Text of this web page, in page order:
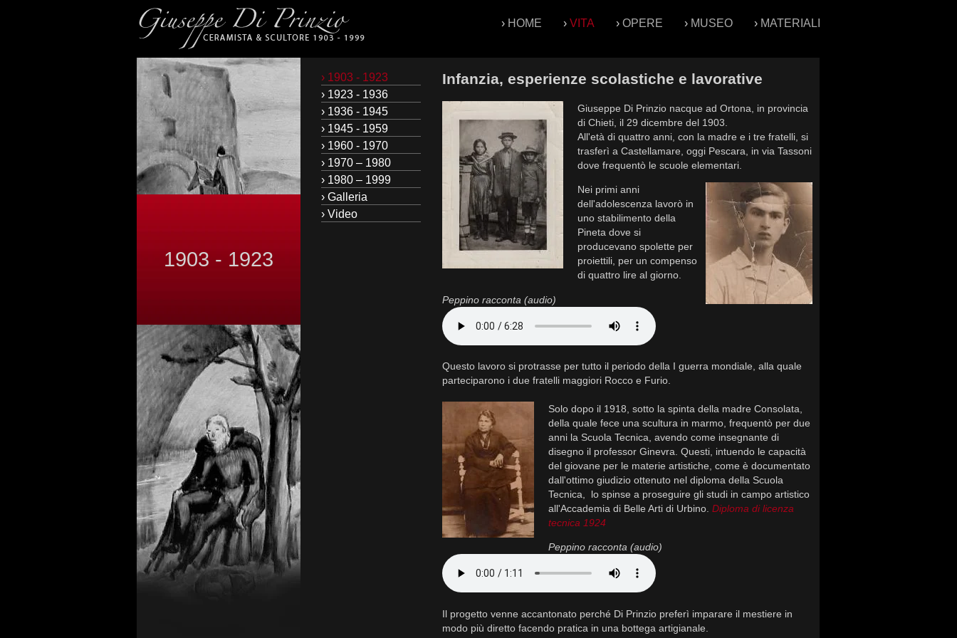
› HOME › VITA › OPERE › MUSEO › MATERIALI
1903 - 1923
› 1903 - 1923
› 1923 - 1936
› 1936 - 1945
› 1945 - 1959
› 1960 - 1970
› 1970 – 1980
› 1980 – 1999
› Galleria
› Video
Infanzia, esperienze scolastiche e lavorative
Giuseppe Di Prinzio nacque ad Ortona, in provincia
di Chieti, il 29 dicembre del 1903.
All'età di quattro anni, con la madre e i tre fratelli, si
trasferì a Castellamare, oggi Pescara, in via Tassoni
dove frequentò le scuole elementari.
Nei primi anni
dell'adolescenza lavorò in
uno stabilimento della
Pineta dove si
producevano spolette per
proiettili, per un compenso
di quattro lire al giorno.
Peppino racconta (audio)
Questo lavoro si protrasse per tutto il periodo della I guerra mondiale, alla quale
parteciparono i due fratelli maggiori Rocco e Furio.
Solo dopo il 1918, sotto la spinta della madre Consolata,
della quale fece una scultura in marmo, frequentò per due
anni la Scuola Tecnica, avendo come insegnante di
disegno il professor Ginevra. Questi, intuendo le capacità
del giovane per le materie artistiche, come è documentato
dall'ottimo giudizio ottenuto nel diploma della Scuola
Tecnica, lo spinse a proseguire gli studi in campo artistico
all'Accademia di Belle Arti di Urbino. Diploma di licenza
tecnica 1924
Peppino racconta (audio)
Il progetto venne accantonato perché Di Prinzio preferì imparare il mestiere in
modo più diretto facendo pratica in una bottega artigianale.